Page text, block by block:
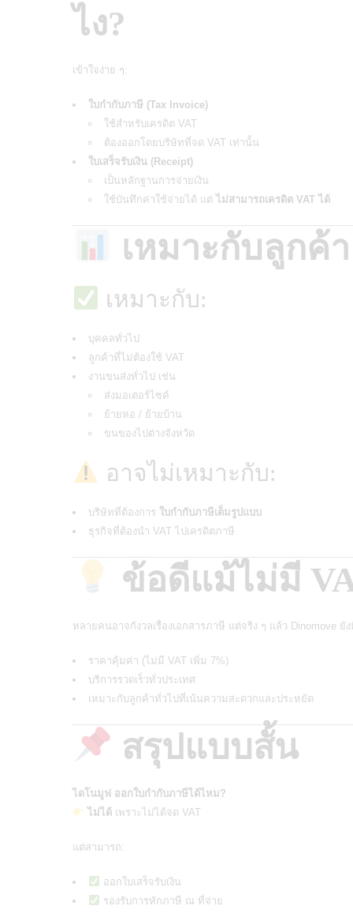
ไง?
เข้าใจง่าย ๆ:
ใบกำกับภาษี (Tax Invoice)
ใช้สำหรับเครดิต VAT
ต้องออกโดยบริษัทที่จด VAT เท่านั้น
ใบเสร็จรับเงิน (Receipt)
เป็นหลักฐานการจ่ายเงิน
ใช้บันทึกค่าใช้จ่ายได้ แต่ ไม่สามารถเครดิต VAT ได้
เหมาะกับลูกค้
เหมาะกับ:
บุคคลทั่วไป
ลูกค้าที่ไม่ต้องใช้ VAT
งานขนส่งทั่วไป เช่น
ส่งมอเตอร์ไซค์
ย้ายหอ / ย้ายบ้าน
ขนของไปต่างจังหวัด
อาจไม่เหมาะกับ:
บริษัทที่ต้องการ ใบกำกับภาษีเต็มรูปแบบ
ธุรกิจที่ต้องนำ VAT ไปเครดิตภาษี
ข้อดีแม้ไม่มี
หลายคนอาจกังวลเรื่องเอกสารภาษี แต่จริง ๆ แล้ว Dinomove ยั
ราคาคุ้มค่า (ไม่มี VAT เพิ่ม 7%)
บริการรวดเร็วทั่วประเทศ
เหมาะกับลูกค้าทั่วไปที่เน้นความสะดวกและประหยัด
สรุปแบบสั้น
ไดโนมูฟ ออกใบกำกับภาษีได้ไหม?
ไม่ได้เพราะไม่ได้จด VAT
แต่สามารถ:
ออกใบเสร็จรับเงิน
รองรับการหักภาษี ณ ที่จ่าย